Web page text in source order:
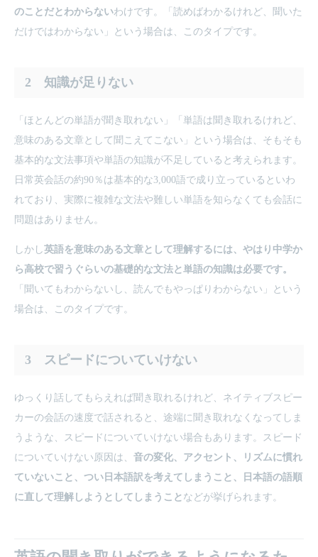
のことだとわからないわけです。「読めばわかるけれど、聞いた
だけではわからない」という場合は、このタイプです。
2 知識が足りない
「ほとんどの単語が聞き取れない」「単語は聞き取れるけれど、
意味のある文章として聞こえてこない」という場合は、そもそも
基本的な文法事項や単語の知識が不足していると考えられます。
日常英会話の約90％は基本的な3,000語で成り立っているといわ
れており、実際に複雑な文法や難しい単語を知らなくても会話に
問題はありません。
しかし英語を意味のある文章として理解するには、やはり中学か
ら高校で習うぐらいの基礎的な文法と単語の知識は必要です。
「聞いてもわからないし、読んでもやっぱりわからない」という
場合は、このタイプです。
3 スピードについていけない
ゆっくり話してもらえれば聞き取れるけれど、ネイティブスピー
カーの会話の速度で話されると、途端に聞き取れなくなってしま
うような、スピードについていけない場合もあります。スピード
についていけない原因は、 音の変化、アクセント、リズムに慣れ
ていないこと、つい日本語訳を考えてしまうこと、日本語の語順
に直して理解しようとしてしまうこと などが挙げられます。